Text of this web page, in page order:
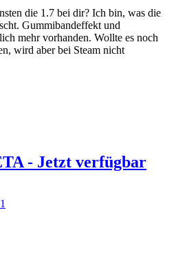
die 1.7 bei dir? Ich bin, was die
Gummibandeffekt und
mehr vorhanden. Wollte es noch
wird aber bei Steam nicht
- Jetzt verfügbar